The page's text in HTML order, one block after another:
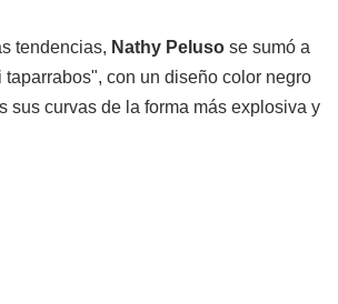
tendencias, Nathy Peluso se sumó a
taparrabos", con un diseño color negro
sus curvas de la forma más explosiva y